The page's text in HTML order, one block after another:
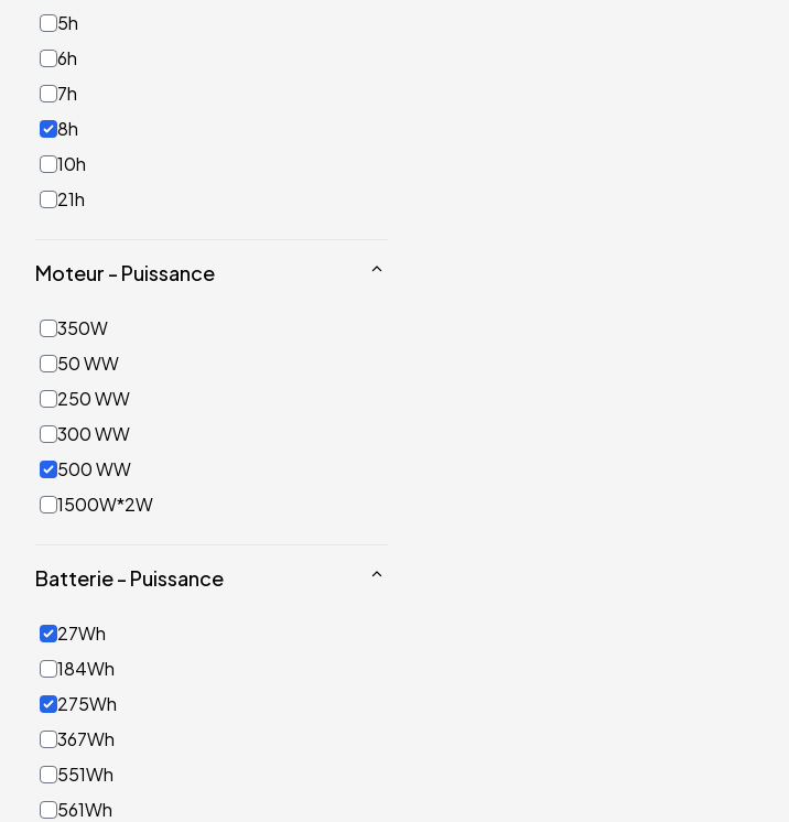
5h
6h
7h
8h
10h
21h
Moteur - Puissance
350W
50 WW
250 WW
300 WW
500 WW
1500W*2W
Batterie - Puissance
27Wh
184Wh
275Wh
367Wh
551Wh
561Wh